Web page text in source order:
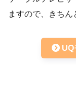
ますので、きちん
UQ